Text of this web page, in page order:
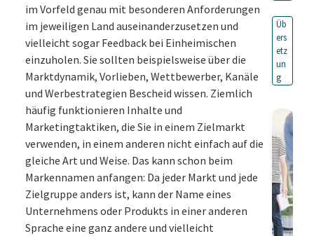
im Vorfeld genau mit besonderen Anforderungen
im jeweiligen Land auseinanderzusetzen und
vielleicht sogar Feedback bei Einheimischen
einzuholen. Sie sollten beispielsweise über die
Marktdynamik, Vorlieben, Wettbewerber, Kanäle
und Werbestrategien Bescheid wissen. Ziemlich
häufig funktionieren Inhalte und
Marketingtaktiken, die Sie in einem Zielmarkt
verwenden, in einem anderen nicht einfach auf die
gleiche Art und Weise. Das kann schon beim
Markennamen anfangen: Da jeder Markt und jede
Zielgruppe anders ist, kann der Name eines
Unternehmens oder Produkts in einer anderen
Sprache eine ganz andere und vielleicht
Üb
ers
etz
un
g